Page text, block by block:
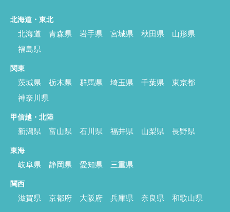
北海道・東北
北海道 青森県 岩手県 宮城県 秋田県
山形県
福島県
関東
茨城県 栃木県 群馬県 埼玉県 千葉県
東京都
神奈川県
甲信越・北陸
新潟県 富山県 石川県 福井県 山梨県 長野県
東海
岐阜県 静岡県 愛知県 三重県
関西
滋賀県 京都府 大阪府 兵庫県 奈良県 和歌山県